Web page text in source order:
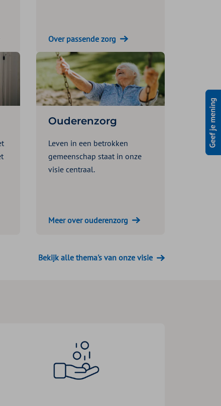
Over passende zorg
Ouderenzorg
Leven in een betrokken
gemeenschap staat in onze
visie centraal.
Meer over ouderenzorg
Bekijk alle thema's van onze visie